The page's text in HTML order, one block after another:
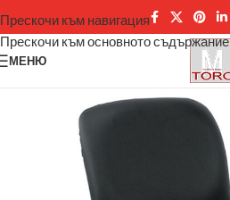
Прескочи към навигация
Прескочи към основното съдържание
МЕНЮ